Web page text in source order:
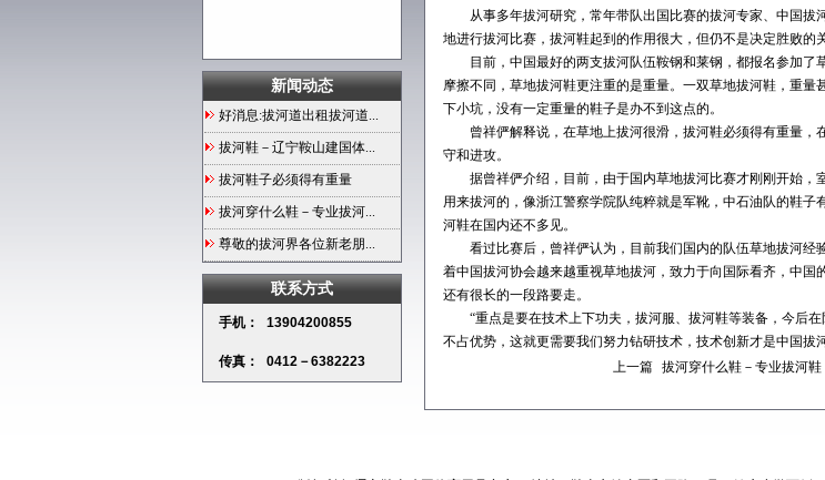
新闻动态
好消息:拔河道出租拔河道...
拔河鞋－辽宁鞍山建国体...
拔河鞋子必须得有重量
拔河穿什么鞋－专业拔河...
尊敬的拔河界各位新老朋...
联系方式
手机： 13904200855
传真： 0412－6382223
从事多年拔河研究，常年带队出国比赛的拔河专家、中国拔
地进行拔河比赛，拔河鞋起到的作用很大，但仍不是决定胜败的
目前，中国最好的两支拔河队伍鞍钢和莱钢，都报名参加了
摩擦不同，草地拔河鞋更注重的是重量。一双草地拔河鞋，重
下小坑，没有一定重量的鞋子是办不到这点的。
曾祥俨解释说，在草地上拔河很滑，拔河鞋必须得有重量，
守和进攻。
据曾祥俨介绍，目前，由于国内草地拔河比赛才刚刚开始，
用来拔河的，像浙江警察学院队纯粹就是军靴，中石油队的鞋
河鞋在国内还不多见。
看过比赛后，曾祥俨认为，目前我们国内的队伍草地拔河经
着中国拔河协会越来越重视草地拔河，致力于向国际看齐，中
还有很长的一段路要走。
“重点是要在技术上下功夫，拔河服、拔河鞋等装备，今后在
不占优势，这就更需要我们努力钻研技术，技术创新才是中国拔
上一篇 拔河穿什么鞋－专业拔河鞋